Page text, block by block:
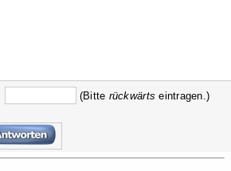
(Bitte rückwärts eintragen.)